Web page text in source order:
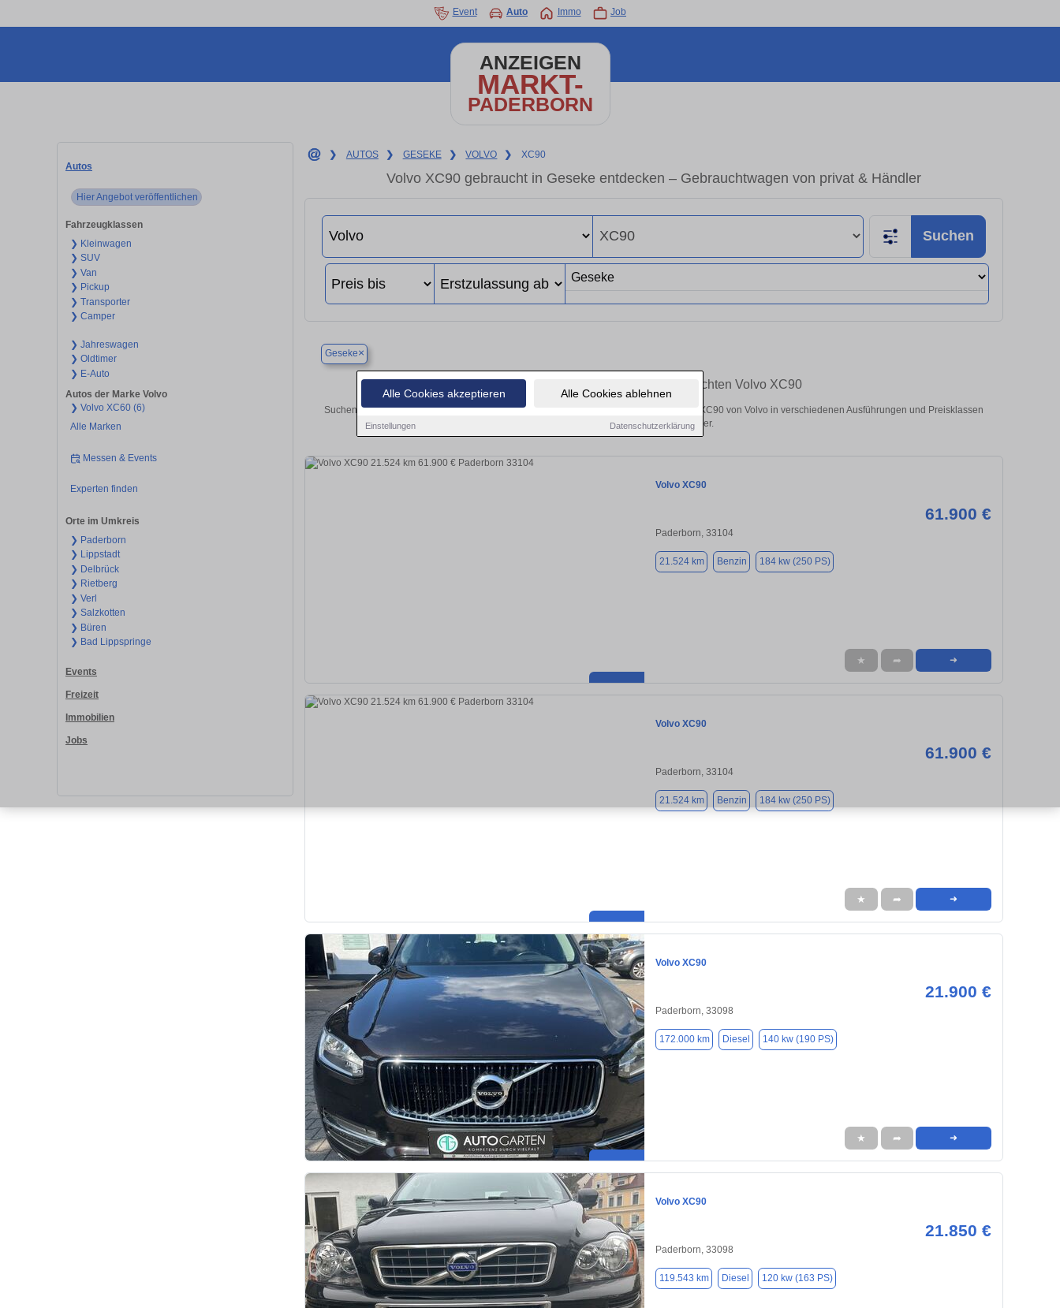
Alle Cookies akzeptieren Alle Cookies ablehnen
Einstellungen Datenschutzerklärung
Event Auto Immo Job
ANZEIGEN
MARKT-
PADERBORN
Autos
Hier Angebot veröffentlichen
Fahrzeugklassen
❯ Kleinwagen
❯ SUV
❯ Van
❯ Pickup
❯ Transporter
❯ Camper
❯ Jahreswagen
❯ Oldtimer
❯ E-Auto
Autos der Marke Volvo
❯ Volvo XC60 (6)
Alle Marken
Messen & Events
Experten finden
Orte im Umkreis
❯ Paderborn
❯ Lippstadt
❯ Delbrück
❯ Rietberg
❯ Verl
❯ Salzkotten
❯ Büren
❯ Bad Lippspringe
Events
Freizeit
Immobilien
Jobs
❯ AUTOS ❯ GESEKE ❯ VOLVO ❯ XC90
Volvo XC90 gebraucht in Geseke entdecken – Gebrauchtwagen von privat & Händler
Suchen
Geseke×
Finden Sie in Geseke Ihren gebrauchten Volvo XC90
Suchen Sie in Geseke einen Volvo XC90 Gebrauchtwagen? Entdecken Sie gebrauchte XC90 von Volvo in verschiedenen Ausführungen und Preisklassen
von privat und vom Händler.
Volvo XC90
61.900 €
Paderborn, 33104
21.524 km Benzin 184 kw (250 PS)
★ ➦ ➜
Volvo XC90
61.900 €
Paderborn, 33104
21.524 km Benzin 184 kw (250 PS)
★ ➦ ➜
Volvo XC90
21.900 €
Paderborn, 33098
172.000 km Diesel 140 kw (190 PS)
★ ➦ ➜
Volvo XC90
21.850 €
Paderborn, 33098
119.543 km Diesel 120 kw (163 PS)